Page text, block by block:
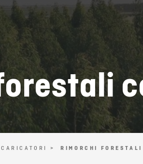
> RIMORCHI